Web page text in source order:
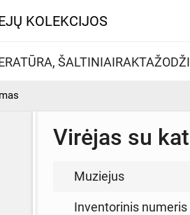
KOLEKCIJOS
ŠALTINIAI
Virėjas su
Muziejus
Inventorinis numeris